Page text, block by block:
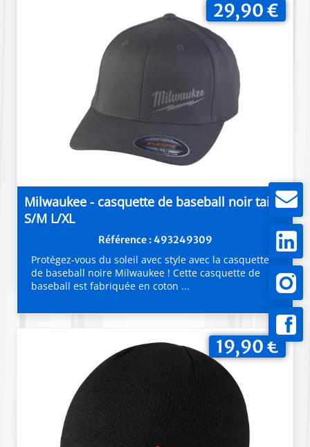
Milwaukee - casquette de baseball noir taille
S/M L/XL
Référence : 493249309
29,90 €
Protégez-vous du soleil avec style avec la casquette
de baseball noire Milwaukee ! Cette casquette de
baseball est fabriquée en coton ...
19,90 €